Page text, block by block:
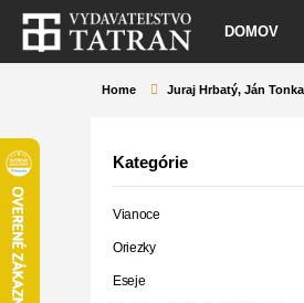
DOMOV
Home Juraj Hrbatý, Ján
Kategórie
Vianoce
Oriezky
Eseje